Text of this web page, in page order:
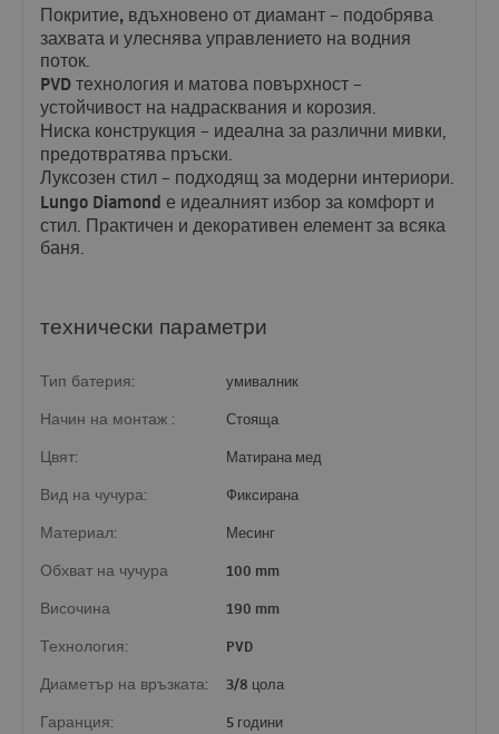
технически параметри
Тип батерия:
умивалник
Начин на монтаж :
Стояща
Цвят:
Матирана мед
Вид на чучура:
Фиксирана
Материал:
Месинг
Обхват на чучура
100 mm
Височина
190 mm
Технология:
PVD
Диаметър на връзката:
3/8 цола
Гаранция:
5 години
Покритие, вдъхновено от диамант – подобрява
захвата и улеснява управлението на водния
поток.
PVDтехнология и матова повърхност –
устойчивост на надрасквания и корозия.
Ниска конструкция – идеална за различни мивки,
предотвратява пръски.
Луксозен стил – подходящ за модерни интериори.
Lungo Diamond е идеалният избор за комфорт и
стил. Практичен и декоративен елемент за всяка
баня.